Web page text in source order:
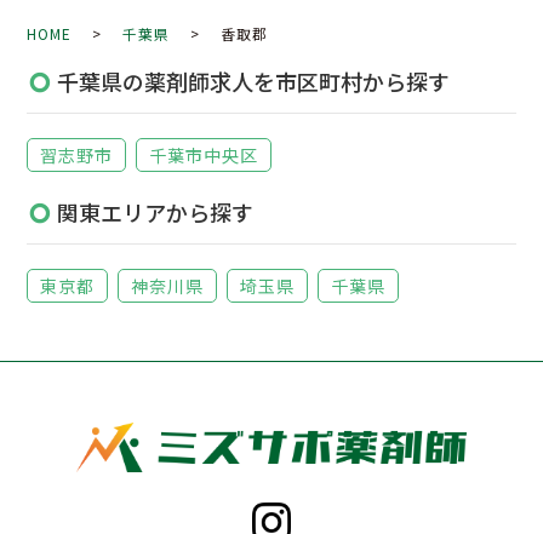
HOME >千葉県 > 香取郡
千葉県の薬剤師求人を市区町村から探す
習志野市 千葉市中央区
関東エリアから探す
東京都 神奈川県 埼玉県 千葉県